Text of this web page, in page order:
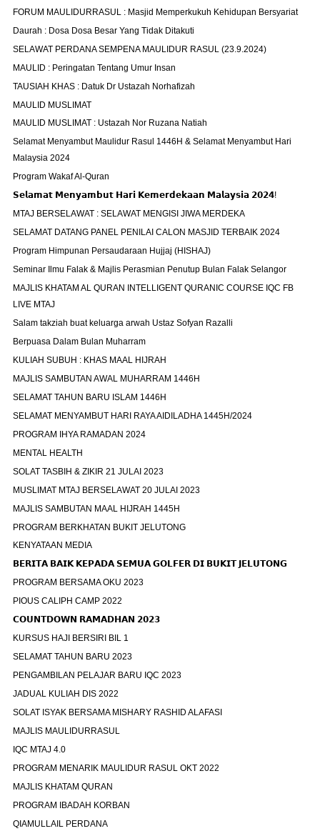
FORUM MAULIDURRASUL : Masjid Memperkukuh Kehidupan Bersyariat
Daurah : Dosa Dosa Besar Yang Tidak Ditakuti
SELAWAT PERDANA SEMPENA MAULIDUR RASUL (23.9.2024)
MAULID : Peringatan Tentang Umur Insan
TAUSIAH KHAS : Datuk Dr Ustazah Norhafizah
MAULID MUSLIMAT
MAULID MUSLIMAT : Ustazah Nor Ruzana Natiah
Selamat Menyambut Maulidur Rasul 1446H & Selamat Menyambut Hari
Malaysia 2024
Program Wakaf Al-Quran
𝗦𝗲𝗹𝗮𝗺𝗮𝘁 𝗠𝗲𝗻𝘆𝗮𝗺𝗯𝘂𝘁 𝗛𝗮𝗿𝗶 𝗞𝗲𝗺𝗲𝗿𝗱𝗲𝗸𝗮𝗮𝗻 𝗠𝗮𝗹𝗮𝘆𝘀𝗶𝗮 𝟮𝟬𝟮𝟰!
MTAJ BERSELAWAT : SELAWAT MENGISI JIWA MERDEKA
SELAMAT DATANG PANEL PENILAI CALON MASJID TERBAIK 2024
Program Himpunan Persaudaraan Hujjaj (HISHAJ)
Seminar Ilmu Falak & Majlis Perasmian Penutup Bulan Falak Selangor
MAJLIS KHATAM AL QURAN INTELLIGENT QURANIC COURSE IQC FB
LIVE MTAJ
Salam takziah buat keluarga arwah Ustaz Sofyan Razalli
Berpuasa Dalam Bulan Muharram
KULIAH SUBUH : KHAS MAAL HIJRAH
MAJLIS SAMBUTAN AWAL MUHARRAM 1446H
SELAMAT TAHUN BARU ISLAM 1446H
SELAMAT MENYAMBUT HARI RAYA AIDILADHA 1445H/2024
PROGRAM IHYA RAMADAN 2024
MENTAL HEALTH
SOLAT TASBIH & ZIKIR 21 JULAI 2023
MUSLIMAT MTAJ BERSELAWAT 20 JULAI 2023
MAJLIS SAMBUTAN MAAL HIJRAH 1445H
PROGRAM BERKHATAN BUKIT JELUTONG
KENYATAAN MEDIA
𝗕𝗘𝗥𝗜𝗧𝗔 𝗕𝗔𝗜𝗞 𝗞𝗘𝗣𝗔𝗗𝗔 𝗦𝗘𝗠𝗨𝗔 𝗚𝗢𝗟𝗙𝗘𝗥 𝗗𝗜 𝗕𝗨𝗞𝗜𝗧 𝗝𝗘𝗟𝗨𝗧𝗢𝗡𝗚
PROGRAM BERSAMA OKU 2023
PIOUS CALIPH CAMP 2022
𝗖𝗢𝗨𝗡𝗧𝗗𝗢𝗪𝗡 𝗥𝗔𝗠𝗔𝗗𝗛𝗔𝗡 𝟮𝟬𝟮𝟯
KURSUS HAJI BERSIRI BIL 1
SELAMAT TAHUN BARU 2023
PENGAMBILAN PELAJAR BARU IQC 2023
JADUAL KULIAH DIS 2022
SOLAT ISYAK BERSAMA MISHARY RASHID ALAFASI
MAJLIS MAULIDURRASUL
IQC MTAJ 4.0
PROGRAM MENARIK MAULIDUR RASUL OKT 2022
MAJLIS KHATAM QURAN
PROGRAM IBADAH KORBAN
QIAMULLAIL PERDANA